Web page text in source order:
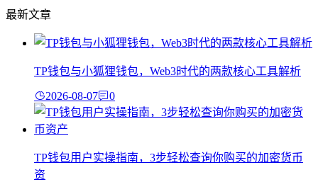
最新文章
TP钱包与小狐狸钱包，Web3时代的两款核心工具解析
2026-08-07 0
TP钱包用户实操指南，3步轻松查询你购买的加密货币
资